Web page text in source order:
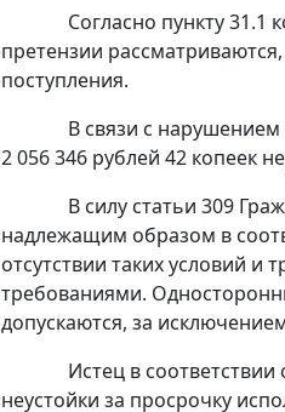
Согласно пункту 31.1
претензии
поступления.
В связи с нарушением
2 056 346 рублей 42 копеек
В силу статьи 309
надлежащим образом в
отсутствии таких условий
требованиями.
допускаются, за
Истец в соответствии
неустойки за просрочку